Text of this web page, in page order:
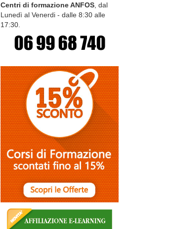
Centri di formazione ANFOS , dal
Lunedì al Venerdi - dalle 8:30 alle
17:30.